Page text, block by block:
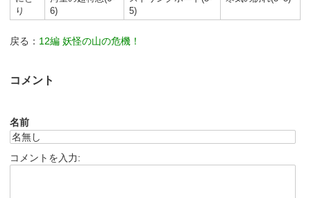
り
6)
5)
戻る： 12編 妖怪の山の危機！
コメント
名前
コメントを入力: